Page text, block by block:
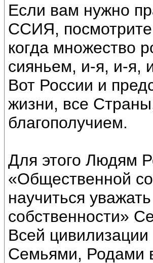
Если вам нужно
ССИЯ,
когда множество
сияньем, и-я, и-я,
Вот России и
жизни, все
благополучием.
Для этого Людям
«Общественной
научиться
собственности»
Всей цивилизации
Семьями, Родами